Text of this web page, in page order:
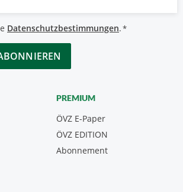
Datenschutzbestimmungen.*
PREMIUM
ÖVZ E-Paper
Abonnement
ÖVZ EDITION